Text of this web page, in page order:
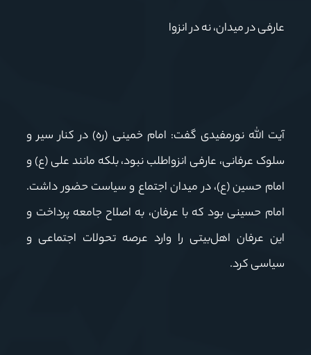
عارفی در میدان، نه در انزوا
آیت الله نورمفیدی گفت: امام خمینی (ره) در کنار سیر و
سلوک عرفانی، عارفی انزواطلب نبود، بلکه مانند علی (ع) و
امام حسین (ع)، در میدان اجتماع و سیاست حضور داشت.
امام حسینی بود که با عرفان، به اصلاح جامعه پرداخت و
این عرفان اهل‌بیتی را وارد عرصه تحولات اجتماعی و
سیاسی کرد.